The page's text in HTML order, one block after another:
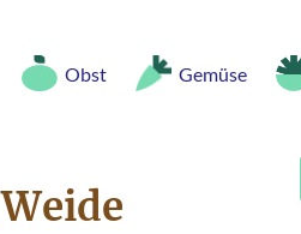
Obst Gemüse